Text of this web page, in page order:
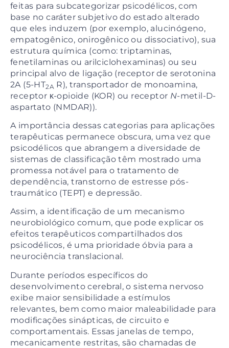
feitas para subcategorizar psicodélicos, com
base no caráter subjetivo do estado alterado
que eles induzem (por exemplo, alucinógeno,
empatogênico, onirogênico ou dissociativo), sua
estrutura química (como: triptaminas,
fenetilaminas ou arilciclohexaminas) ou seu
principal alvo de ligação (receptor de serotonina
2A (5-HT2A R), transportador de monoamina,
receptor κ-opioide (KOR) ou receptor N-metil-D-
aspartato (NMDAR)).
A importância dessas categorias para aplicações
terapêuticas permanece obscura, uma vez que
psicodélicos que abrangem a diversidade de
sistemas de classificação têm mostrado uma
promessa notável para o tratamento de
dependência, transtorno de estresse pós-
traumático (TEPT) e depressão.
Assim, a identificação de um mecanismo
neurobiológico comum, que pode explicar os
efeitos terapêuticos compartilhados dos
psicodélicos, é uma prioridade óbvia para a
neurociência translacional.
Durante períodos específicos do
desenvolvimento cerebral, o sistema nervoso
exibe maior sensibilidade a estímulos
relevantes, bem como maior maleabilidade para
modificações sinápticas, de circuito e
comportamentais. Essas janelas de tempo,
mecanicamente restritas, são chamadas de